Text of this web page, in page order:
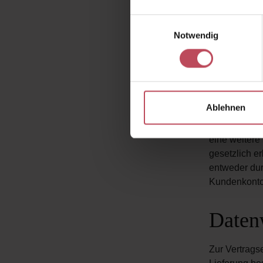
Notwendig
Ablehnen
Wir erheben
jeweiligen
Anfragen.
eine weitere
gesetzlich
entweder
Zur